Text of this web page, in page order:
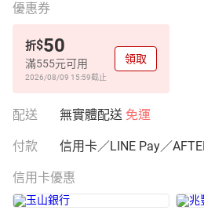
優惠券
折$50
滿555元可用
2026/08/09 15:59截止
領取
配送 無實體配送 免運
付款 信用卡／LINE Pay／
信用卡優惠